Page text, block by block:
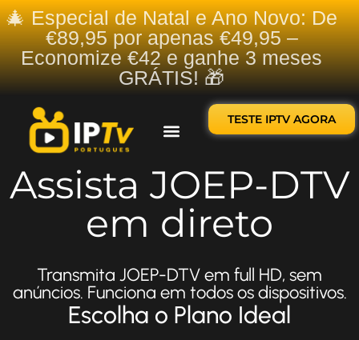
🎄 Especial de Natal e Ano Novo: De
€89,95 por apenas €49,95 –
Economize €42 e ganhe 3 meses
GRÁTIS! 🎁
TESTE IPTV AGORA
Assista JOEP-DTV
em direto
Transmita JOEP-DTV em full HD, sem
anúncios. Funciona em todos os dispositivos.
Escolha o Plano Ideal